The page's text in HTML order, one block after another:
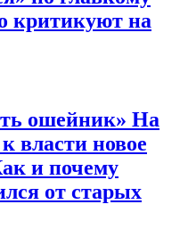
критикуют на
ошейник» На
власти новое
и почему
от старых